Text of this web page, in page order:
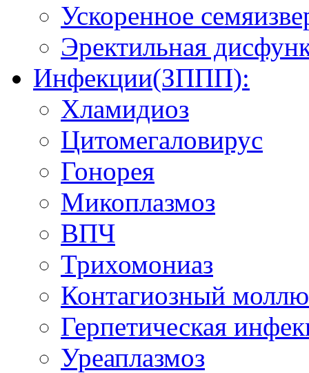
Ускоренное
Эректильная
Инфекции(ЗППП):
Хламидиоз
Цитомегаловирус
Гонорея
Микоплазмоз
ВПЧ
Трихомониаз
Контагиозный
Герпетическая
Уреаплазмоз